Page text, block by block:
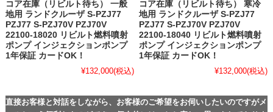
コア在庫（リビルト待ち） 一般
地用 ランドクルーザ S-PZJ77
PZJ77 S-PZJ70V PZJ70V
22100-18020 リビルト燃料噴射
ポンプ インジェクションポンプ
1年保証 カードOK！
¥132,000(税込)
コア在庫（リビルト待ち） 寒冷
地用 ランドクルーザ S-PZJ77
PZJ77 S-PZJ70V PZJ70V
22100-18040 リビルト燃料噴射
ポンプ インジェクションポンプ
1年保証 カードOK！
¥132,000(税込)
直接お客様と対話をしながら、お客様のご希望をお伺いしたいのですがメ